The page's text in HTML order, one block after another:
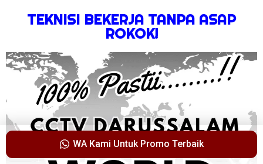
TEKNISI BEKERJA TANPA ASAP
ROKOK!
WA Kami Untuk Promo Terbaik